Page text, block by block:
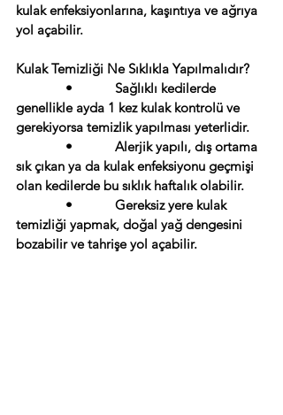
kulak enfeksiyonlarına, kaşıntıya ve ağrıya
yol açabilir.
Kulak Temizliği Ne Sıklıkla Yapılmalıdır?
•            Sağlıklı kedilerde
genellikle ayda 1 kez kulak kontrolü ve
gerekiyorsa temizlik yapılması yeterlidir.
•            Alerjik yapılı, dış ortama
sık çıkan ya da kulak enfeksiyonu geçmişi
olan kedilerde bu sıklık haftalık olabilir.
•            Gereksiz yere kulak
temizliği yapmak, doğal yağ dengesini
bozabilir ve tahrişe yol açabilir.